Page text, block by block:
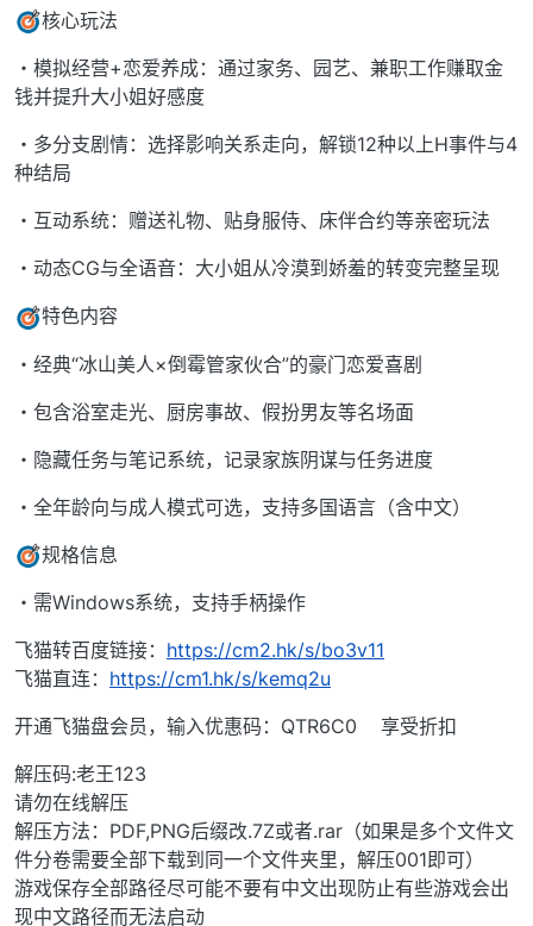
核心玩法
・模拟经营+恋爱养成：通过家务、园艺、兼职工作赚取金
钱并提升大小姐好感度
・多分支剧情：选择影响关系走向，解锁12种以上H事件与4
种结局
・互动系统：赠送礼物、贴身服侍、床伴合约等亲密玩法
・动态CG与全语音：大小姐从冷漠到娇羞的转变完整呈现
特色内容
・经典“冰山美人×倒霉管家伙合”的豪门恋爱喜剧
・包含浴室走光、厨房事故、假扮男友等名场面
・隐藏任务与笔记系统，记录家族阴谋与任务进度
・全年龄向与成人模式可选，支持多国语言（含中文）
规格信息
・需Windows系统，支持手柄操作
飞猫转百度链接： https://cm2.hk/s/bo3v11
飞猫直连： https://cm1.hk/s/kemq2u
开通飞猫盘会员，输入优惠码：QTR6C0 享受折扣
解压码:老王123
请勿在线解压
解压方法：PDF,PNG后缀改.7Z或者.rar（如果是多个文件文
件分卷需要全部下载到同一个文件夹里，解压001即可）
游戏保存全部路径尽可能不要有中文出现防止有些游戏会出
现中文路径而无法启动